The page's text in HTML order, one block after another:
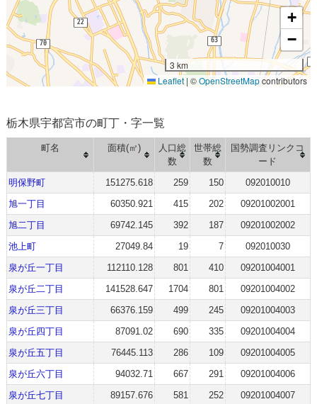
+
−
3 km
Leaflet | ©OpenStreetMapcontributors
栃木県宇都宮市の町丁・字一覧
町名 面積(㎡)
人口総
数
世帯総
数
国勢調査リンクコ
ード
明保野町
151275.618 259 150
092010010
旭一丁目
60350.921 415 202
09201002001
旭二丁目
69742.145 392 187
09201002002
池上町
27049.84 19 7
092010030
泉が丘一丁目
112110.128 801 410
09201004001
泉が丘二丁目
141528.647 1704 801
09201004002
泉が丘三丁目
66376.159 499 245
09201004003
泉が丘四丁目
87091.02 690 335
09201004004
泉が丘五丁目
76445.113 286 109
09201004005
泉が丘六丁目
94032.71 667 291
09201004006
泉が丘七丁目
89157.676 581 252
09201004007